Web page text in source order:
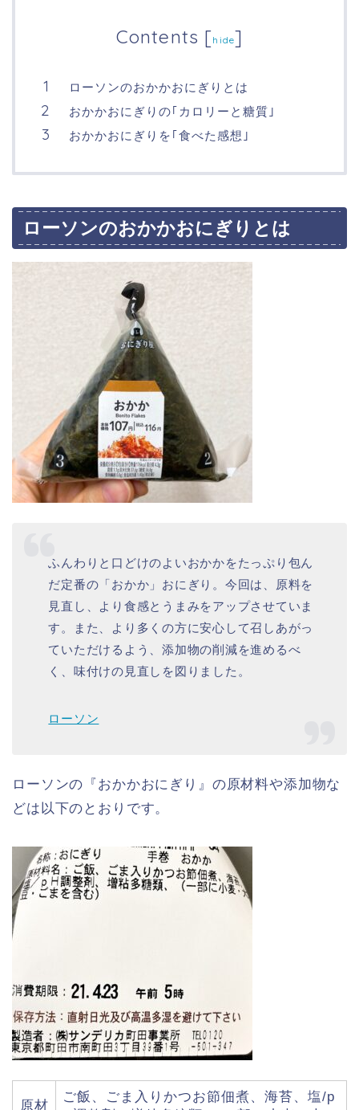
Contents [hide]
ローソンのおかかおにぎりとは
おかかおにぎりの｢カロリーと糖質｣
おかかおにぎりを｢食べた感想｣
ローソンのおかかおにぎりとは
ふんわりと口どけのよいおかかをたっぷり包ん
だ定番の「おかか」おにぎり。今回は、原料を
見直し、より食感とうまみをアップさせていま
す。また、より多くの方に安心して召しあがっ
ていただけるよう、添加物の削減を進めるべ
く、味付けの見直しを図りました。
ローソン
ローソンの『おかかおにぎり』の原材料や添加物な
どは以下のとおりです。
原材
ご飯、ごま入りかつお節佃煮、海苔、塩/p